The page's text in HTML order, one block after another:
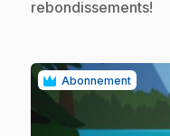
rebondissements!
Abonnement